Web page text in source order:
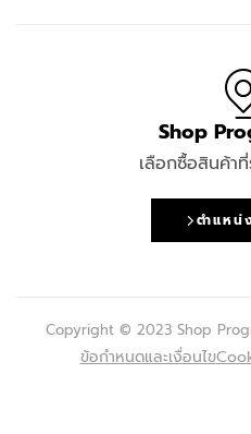
Shop
เลือกซื้อสินค้าที่
ตำแหน่
Copyright © 2023 Shop
ข้อกำหนดและเงื่อนไข